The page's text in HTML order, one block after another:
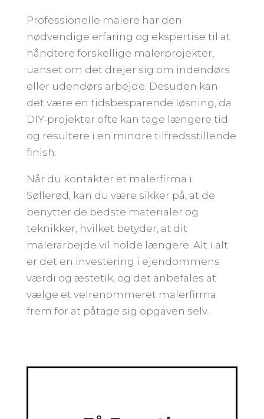
Professionelle malere har den
nødvendige erfaring og ekspertise til at
håndtere forskellige malerprojekter,
uanset om det drejer sig om indendørs
eller udendørs arbejde. Desuden kan
det være en tidsbesparende løsning, da
DIY-projekter ofte kan tage længere tid
og resultere i en mindre tilfredsstillende
finish.
Når du kontakter et malerfirma i
Søllerød, kan du være sikker på, at de
benytter de bedste materialer og
teknikker, hvilket betyder, at dit
malerarbejde vil holde længere. Alt i alt
er det en investering i ejendommens
værdi og æstetik, og det anbefales at
vælge et velrenommeret malerfirma
frem for at påtage sig opgaven selv.